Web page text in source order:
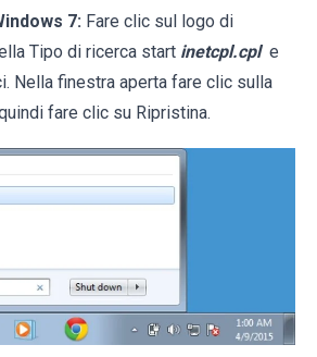
7: Fare clic sul logo di
Tipo di ricerca start inetcpl.cpl e
Nella finestra aperta fare clic sulla
fare clic su Ripristina.